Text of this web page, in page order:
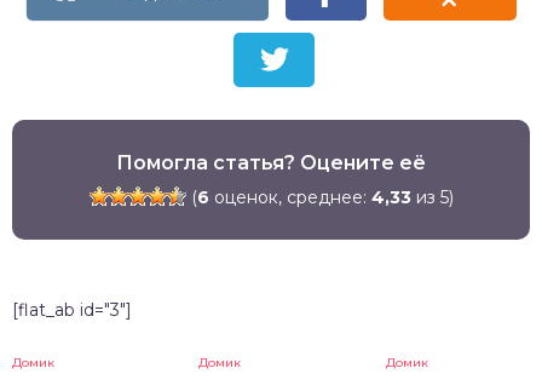
Помогла статья? Оцените её
(6 оценок, среднее: 4,33 из 5)
[flat_ab id="3"]
Домик Домик Домик